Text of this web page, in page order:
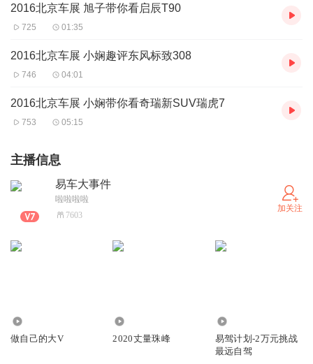
2016北京车展 旭子带你看启辰T90
725 01:35
2016北京车展 小娴趣评东风标致308
746 04:01
2016北京车展 小娴带你看奇瑞新SUV瑞虎7
753 05:15
主播信息
易车大事件
啦啦啦啦
7603
加关注
做自己的大V 2020丈量珠峰
易驾计划-2万元挑战
最远自驾